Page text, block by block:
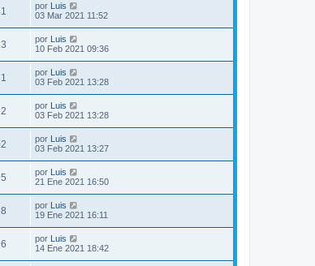
por Luis
03 Mar 2021 11:52
por Luis
10 Feb 2021 09:36
por Luis
03 Feb 2021 13:28
por Luis
03 Feb 2021 13:28
por Luis
03 Feb 2021 13:27
por Luis
21 Ene 2021 16:50
por Luis
19 Ene 2021 16:11
por Luis
14 Ene 2021 18:42